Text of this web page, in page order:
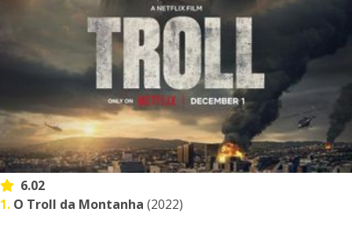
6.02
1. O Troll da Montanha (2022)